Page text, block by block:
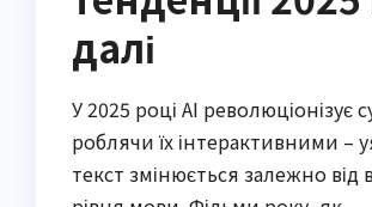
далі
У 2025 році AI революціонізує
роблячи їх інтерактивними –
текст змінюється залежно від